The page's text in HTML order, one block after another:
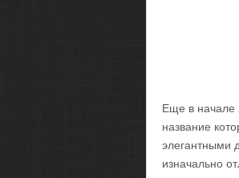
Еще в начале
название
элегантными
изначально